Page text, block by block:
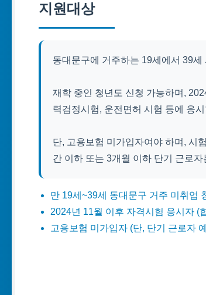
지원대상
동대문구에 거주하는 19세에서 39
재학 중인 청년도 신청 가능하며,
력검정시험, 운전면허 시험 등에 응
단, 고용보험 미가입자여야 하며, 시
간 이하 또는 3개월 이하 단기 근로
만 19세~39세 동대문구 거주 미취업
2024년 11월 이후 자격시험 응시자 (
고용보험 미가입자 (단, 단기 근로자